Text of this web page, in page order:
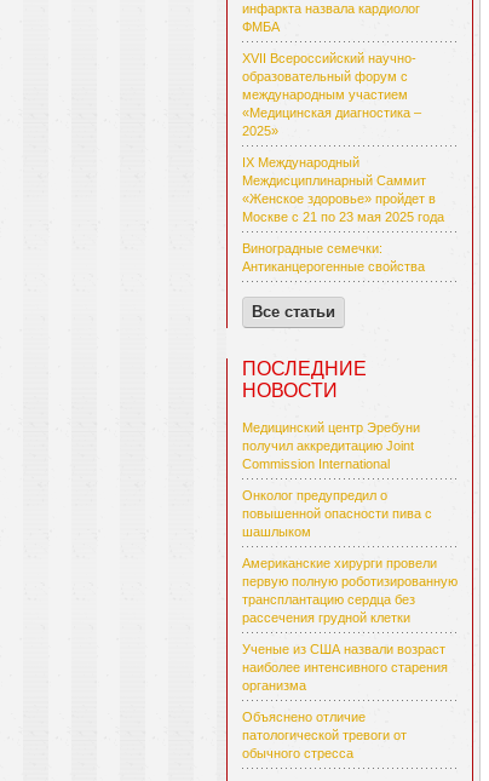
инфаркта назвала кардиолог
ФМБА
XVII Всероссийский научно-
образовательный форум с
международным участием
«Медицинская диагностика –
2025»
IX Международный
Междисциплинарный Саммит
«Женское здоровье» пройдет в
Москве с 21 по 23 мая 2025 года
Виноградные семечки:
Антиканцерогенные свойства
Все статьи
ПОСЛЕДНИЕ
НОВОСТИ
Медицинский центр Эребуни
получил аккредитацию Joint
Commission International
Онколог предупредил о
повышенной опасности пива с
шашлыком
Американские хирурги провели
первую полную роботизированную
трансплантацию сердца без
рассечения грудной клетки
Ученые из США назвали возраст
наиболее интенсивного старения
организма
Объяснено отличие
патологической тревоги от
обычного стресса